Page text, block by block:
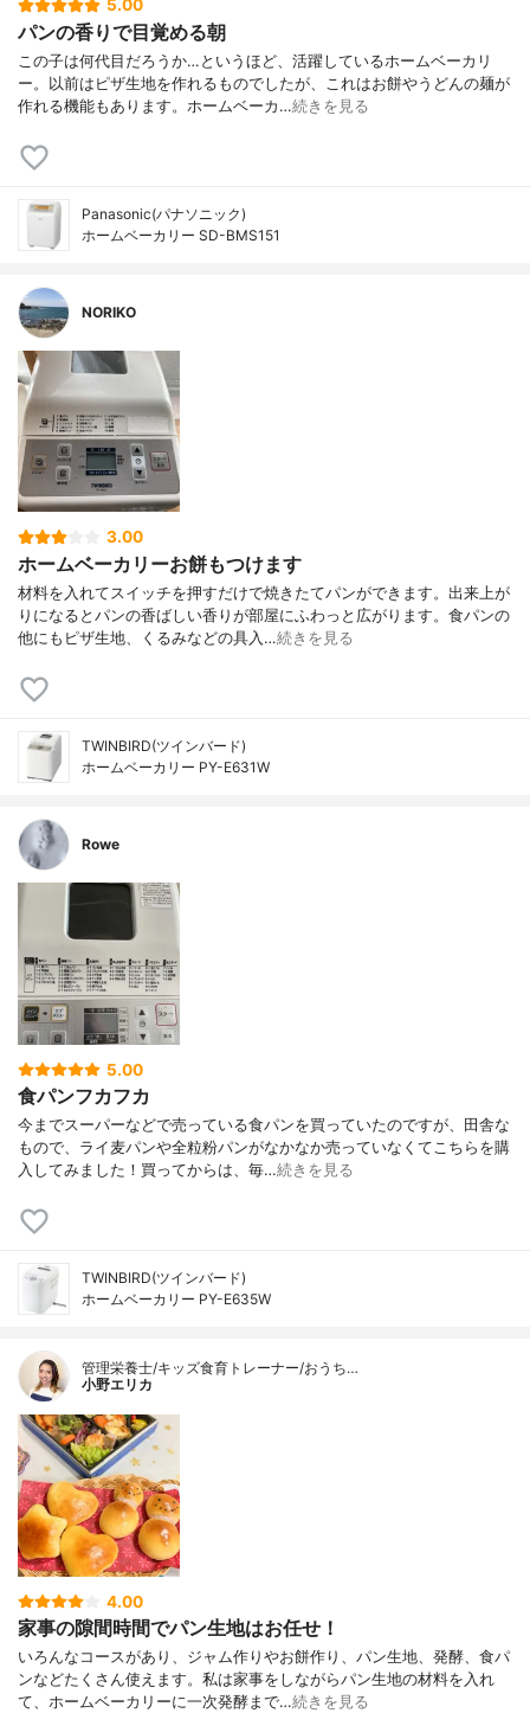
5.00
パンの香りで目覚める朝
この子は何代目だろうか…というほど、活躍しているホームベーカリ
ー。以前はピザ生地を作れるものでしたが、これはお餅やうどんの麺が
作れる機能もあります。ホームベーカ…続きを見る
Panasonic(パナソニック)
ホームベーカリー SD-BMS151
NORIKO
3.00
ホームベーカリーお餅もつけます
材料を入れてスイッチを押すだけで焼きたてパンができます。出来上が
りになるとパンの香ばしい香りが部屋にふわっと広がります。食パンの
他にもピザ生地、くるみなどの具入…続きを見る
TWINBIRD(ツインバード)
ホームベーカリー PY-E631W
Rowe
5.00
食パンフカフカ
今までスーパーなどで売っている食パンを買っていたのですが、田舎な
もので、ライ麦パンや全粒粉パンがなかなか売っていなくてこちらを購
入してみました！買ってからは、毎…続きを見る
TWINBIRD(ツインバード)
ホームベーカリー PY-E635W
管理栄養士/キッズ食育トレーナー/おうち…
小野エリカ
4.00
家事の隙間時間でパン生地はお任せ！
いろんなコースがあり、ジャム作りやお餅作り、パン生地、発酵、食パ
ンなどたくさん使えます。私は家事をしながらパン生地の材料を入れ
て、ホームベーカリーに一次発酵まで…続きを見る